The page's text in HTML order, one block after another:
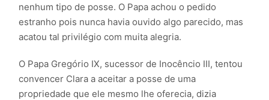
nenhum tipo de posse. O Papa achou o pedido
estranho pois nunca havia ouvido algo parecido, mas
acatou tal privilégio com muita alegria.
O Papa Gregório IX, sucessor de Inocêncio III, tentou
convencer Clara a aceitar a posse de uma
propriedade que ele mesmo lhe oferecia, dizia